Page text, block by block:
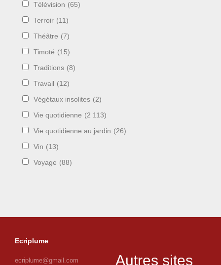
Télévision (65)
Terroir (11)
Théâtre (7)
Timoté (15)
Traditions (8)
Travail (12)
Végétaux insolites (2)
Vie quotidienne (2 113)
Vie quotidienne au jardin (26)
Vin (13)
Voyage (88)
Ecriplume
ecriplume@gmail.com Autres sites